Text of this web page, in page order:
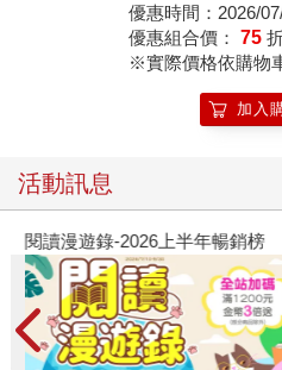
優惠時間：2026/
優惠組合價： 75
※實際價格依購物
加入
活動訊息
閱讀漫遊錄-2026上半年暢銷榜